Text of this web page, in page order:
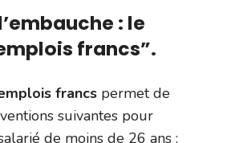
: le
francs”.
francs permet de
suivantes pour
de moins de 26 ans :